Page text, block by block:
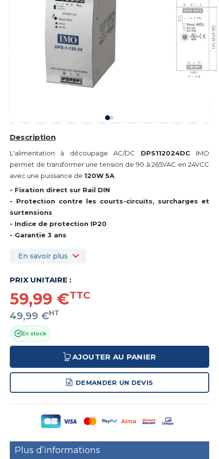
Description
L'alimentation à découpage AC/DC DPS112024DC IMO
permet de transformer une tension de 90 à 265VAC en 24VCC
avec une puissance de 120W 5A
- Fixation direct sur Rail DIN
- Protection contre les courts-circuits, surcharges et
surtensions
- Indice de protection IP20
- Garantie 3 ans
En savoir plus
PRIX UNITAIRE :
59,99 €TTC
49,99 €HT
En stock
AJOUTER AU PANIER
DEMANDER UN DEVIS
Plus d’informations